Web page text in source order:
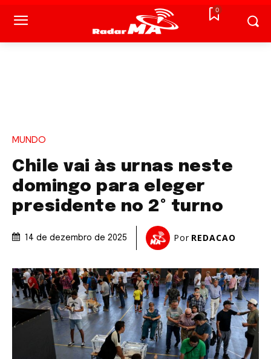
0
MUNDO
Chile vai às urnas neste
domingo para eleger
presidente no 2º turno
14 de dezembro de 2025 Por REDACAO